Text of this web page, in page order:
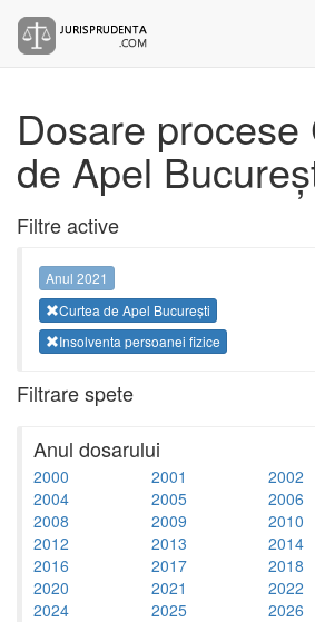
Dosare procese
de Apel
Filtre active
Anul 2021
Curtea de Apel București
Insolventa persoanei fizice
Filtrare spete
Anul dosarului
2000 2001 2002
2004
2005 2006
2008
2009 2010
2012
2013 2014
2016
2017 2018
2020
2021 2022
2024
2025 2026